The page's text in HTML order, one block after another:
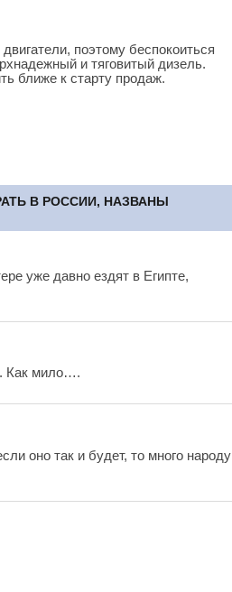
поэтому беспокоиться
и тяговитый дизель.
ближе к старту продаж.
В РОССИИ, НАЗВАНЫ
уже давно ездят в Египте,
Как мило….
оно так и будет, то много народу